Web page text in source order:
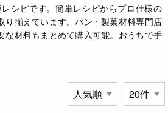
シピです。簡単レシピからプロ仕様の
り揃えています。パン・製菓材料専門店
な材料もまとめて購入可能。おうちで手